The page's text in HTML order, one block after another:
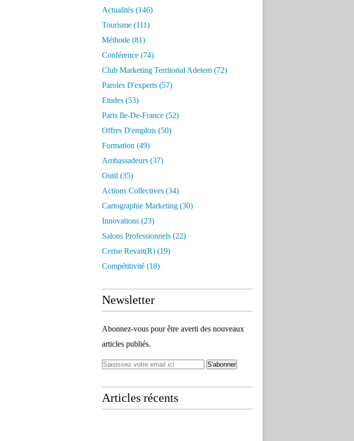
Actualités (146)
Tourisme (111)
Méthode (81)
Conférence (74)
Club Marketing Territorial Adetem (72)
Paroles D'experts (57)
Etudes (53)
Paris Ile-De-France (52)
Offres D'emplois (50)
Formation (49)
Ambassadeurs (37)
Outil (35)
Actions Collectives (34)
Cartographie Marketing (30)
Innovations (23)
Salons Professionnels (22)
Cerise Revait(r) (19)
Compétitivité (18)
Newsletter
Abonnez-vous pour être averti des nouveaux
articles publiés.
Articles récents